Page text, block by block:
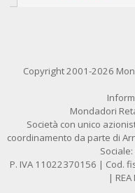
Copyright 2001-2026
Mondadori
Società con unico
coordinamento da parte di
P. IVA 11022370156 | Cod.
|